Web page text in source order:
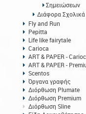
Σημειώσεων
Διάφορα Σχολικά
Fly and Run
Pepitta
Life like fairytale
Carioca
ART & PAPER -
ART & PAPER -
Scentos
Όργανα γραφής
Διόρθωση Plumate
Διόρθωση Premium
Διόρθωση Sline